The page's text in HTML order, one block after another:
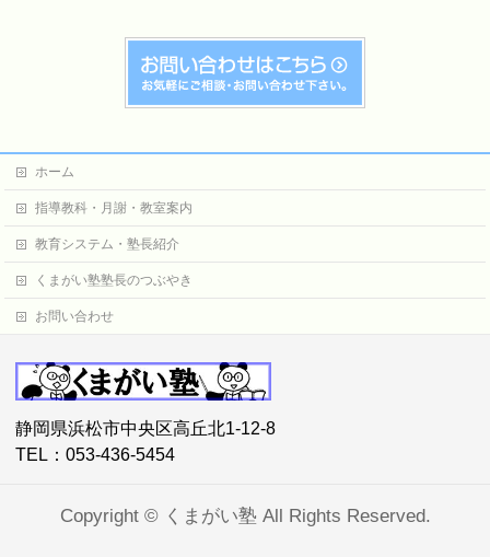
ホーム
指導教科・月謝・教室案内
教育システム・塾長紹介
くまがい塾塾長のつぶやき
お問い合わせ
静岡県浜松市中央区高丘北1-12-8
TEL：053-436-5454
Copyright © くまがい塾 All Rights Reserved.